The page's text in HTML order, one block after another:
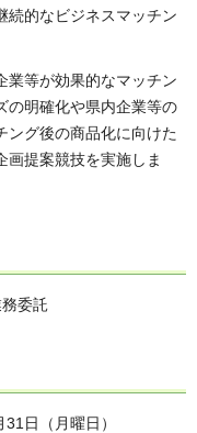
続的なビジネスマッチン
業等が効果的なマッチン
の明確化や県内企業等の
ング後の商品化に向けた
画提案競技を実施しま
委託
日（月曜日）